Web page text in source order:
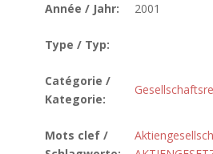
Année / Jahr: 2001
Type / Typ:
Catégorie /
Kategorie:
Mots clef /